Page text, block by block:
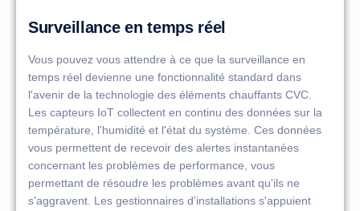
Surveillance en temps réel
Vous pouvez vous attendre à ce que la surveillance en
temps réel devienne une fonctionnalité standard dans
l'avenir de la technologie des éléments chauffants CVC.
Les capteurs IoT collectent en continu des données sur la
température, l'humidité et l'état du système. Ces données
vous permettent de recevoir des alertes instantanées
concernant les problèmes de performance, vous
permettant de résoudre les problèmes avant qu'ils ne
s'aggravent. Les gestionnaires d'installations s'appuient